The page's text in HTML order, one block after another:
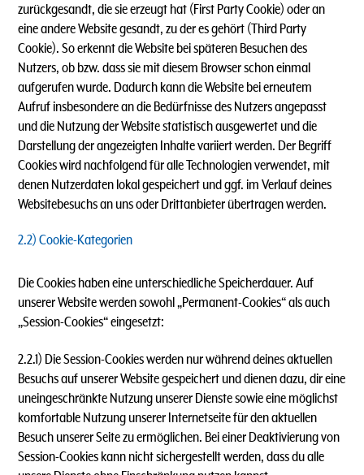
zurückgesandt, die sie erzeugt hat (First Party Cookie) oder an
eine andere Website gesandt, zu der es gehört (Third Party
Cookie). So erkennt die Website bei späteren Besuchen des
Nutzers, ob bzw. dass sie mit diesem Browser schon einmal
aufgerufen wurde. Dadurch kann die Website bei erneutem
Aufruf insbesondere an die Bedürfnisse des Nutzers angepasst
und die Nutzung der Website statistisch ausgewertet und die
Darstellung der angezeigten Inhalte variiert werden. Der Begriff
Cookies wird nachfolgend für alle Technologien verwendet, mit
denen Nutzerdaten lokal gespeichert und ggf. im Verlauf deines
Websitebesuchs an uns oder Drittanbieter übertragen werden.
2.2) Cookie-Kategorien
Die Cookies haben eine unterschiedliche Speicherdauer. Auf
unserer Website werden sowohl „Permanent-Cookies“ als auch
„Session-Cookies“ eingesetzt:
2.2.1) Die Session-Cookies werden nur während deines aktuellen
Besuchs auf unserer Website gespeichert und dienen dazu, dir eine
uneingeschränkte Nutzung unserer Dienste sowie eine möglichst
komfortable Nutzung unserer Internetseite für den aktuellen
Besuch unserer Seite zu ermöglichen. Bei einer Deaktivierung von
Session-Cookies kann nicht sichergestellt werden, dass du alle